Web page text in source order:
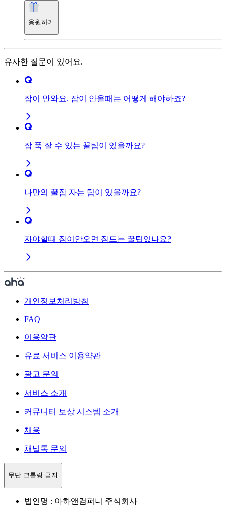
응원하기
유사한 질문이 있어요.
잠이 안와요. 잠이 안올때는 어떻게 해야하죠?
잠 푹 잘 수 있는 꿀팁이 있을까요?
나만의 꿀잠 자는 팁이 있을까요?
자야할때 잠이안오면 잠드는 꿀팁있나요?
개인정보처리방침
FAQ
이용약관
유료 서비스 이용약관
광고 문의
서비스 소개
커뮤니티 보상 시스템 소개
채용
채널톡 문의
무단 크롤링 금지
법인명 : 아하앤컴퍼니 주식회사